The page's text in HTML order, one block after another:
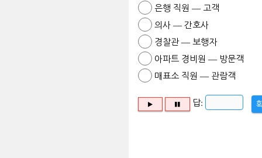
은행 직원 ― 고객
의사 ― 간호사
경찰관 ― 보행자
아파트 경비원 ― 방문객
매표소 직원 ― 관람객
답: